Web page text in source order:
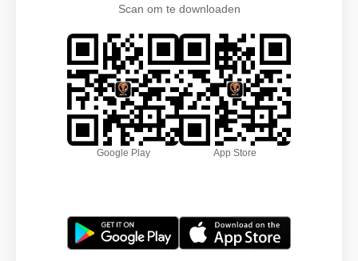
Scan om te downloaden
Google Play App Store